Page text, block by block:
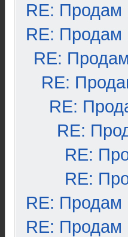
RE: Продам
RE: Продам
RE:
RE:
RE:
RE:
RE:
RE:
RE: Продам
RE: Продам